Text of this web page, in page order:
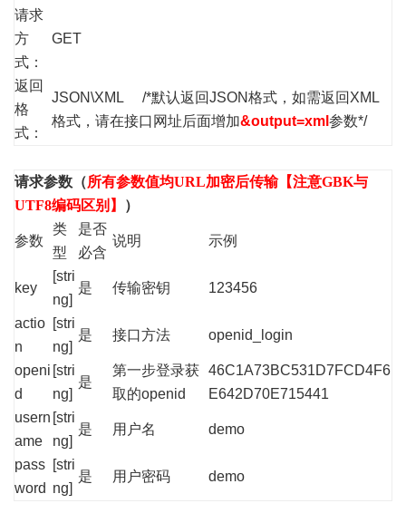
请求
方
式：
GET
返回
格
式：
JSON\XML /*默认返回JSON格式，如需返回XML
格式，请在接口网址后面增加&output=xml 参数*/
请求参数（所有参数值均URL加密后传输【注意GBK与
UTF8编码区别】
）
参数
类
型
是否
必含
说明 示例
key
[stri
ng]
是 传输密钥 123456
actio
n
[stri
ng]
是 接口方法 openid_login
openi
d
[stri
ng]
是
第一步登录获
取的openid
46C1A73BC531D7FCD4F6
E642D70E715441
usern
ame
[stri
ng]
是 用户名 demo
pass
word
[stri
ng]
是 用户密码 demo